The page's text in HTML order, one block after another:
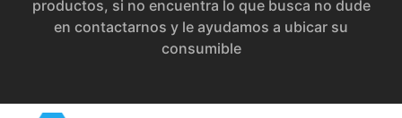
productos, si no encuentra lo que busca no dude
en contactarnos y le ayudamos a ubicar su
consumible